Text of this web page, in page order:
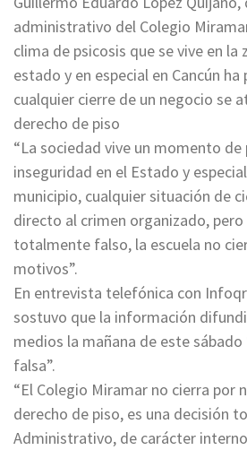
administrativo del Colegio
clima de psicosis que se vive en la
estado y en especial en Cancún
cualquier cierre de un negocio se
derecho de piso
“La sociedad vive un momento
inseguridad en el Estado y
municipio, cualquier situación de
directo al crimen organizado,
totalmente falso, la escuela no
motivos”.
En entrevista telefónica con
sostuvo que la información
medios la mañana de este
falsa”.
“El Colegio Miramar no cierra por
derecho de piso, es una decisión
Administrativo, de carácter